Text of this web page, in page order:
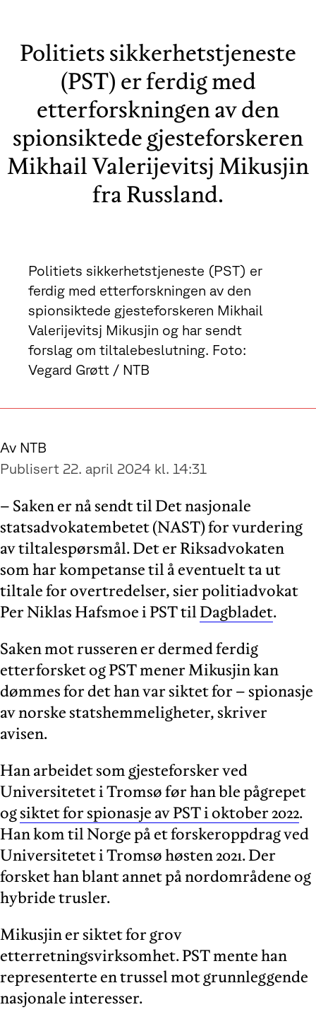
Politiets sikkerhetstjeneste
(PST) er ferdig med
etterforskningen av den
spionsiktede gjesteforskeren
Mikhail Valerijevitsj Mikusjin
fra Russland.
Politiets sikkerhetstjeneste (PST) er
ferdig med etterforskningen av den
spionsiktede gjesteforskeren Mikhail
Valerijevitsj Mikusjin og har sendt
forslag om tiltalebeslutning. Foto:
Vegard Grøtt / NTB
Av NTB
Publisert 22. april 2024 kl. 14:31
– Saken er nå sendt til Det nasjonale
statsadvokatembetet (NAST) for vurdering
av tiltalespørsmål. Det er Riksadvokaten
som har kompetanse til å eventuelt ta ut
tiltale for overtredelser, sier politiadvokat
Per Niklas Hafsmoe i PST tilDagbladet.
Saken mot russeren er dermed ferdig
etterforsket og PST mener Mikusjin kan
dømmes for det han var siktet for – spionasje
av norske statshemmeligheter, skriver
avisen.
Han arbeidet som gjesteforsker ved
Universitetet i Tromsø før han ble pågrepet
ogsiktet for spionasje av PST i oktober 2022.
Han kom til Norge på et forskeroppdrag ved
Universitetet i Tromsø høsten 2021. Der
forsket han blant annet på nordområdene og
hybride trusler.
Mikusjin er siktet for grov
etterretningsvirksomhet. PST mente han
representerte en trussel mot grunnleggende
nasjonale interesser.